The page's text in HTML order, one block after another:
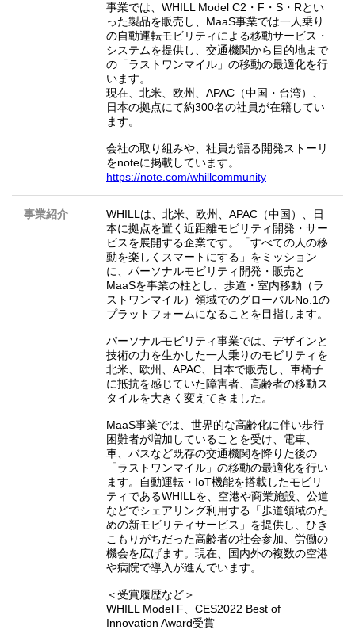
事業では、WHILL Model C2・F・S・Rとい
った製品を販売し、MaaS事業では一人乗り
の自動運転モビリティによる移動サービス・
システムを提供し、交通機関から目的地まで
の「ラストワンマイル」の移動の最適化を行
います。
現在、北米、欧州、APAC（中国・台湾）、
日本の拠点にて約300名の社員が在籍してい
ます。
会社の取り組みや、社員が語る開発ストーリ
をnoteに掲載しています。
https://note.com/whillcommunity
事業紹介
WHILLは、北米、欧州、APAC（中国）、日
本に拠点を置く近距離モビリティ開発・サー
ビスを展開する企業です。「すべての人の移
動を楽しくスマートにする」をミッション
に、パーソナルモビリティ開発・販売と
MaaSを事業の柱とし、歩道・室内移動（ラ
ストワンマイル）領域でのグローバルNo.1の
プラットフォームになることを目指します。
パーソナルモビリティ事業では、デザインと
技術の力を生かした一人乗りのモビリティを
北米、欧州、APAC、日本で販売し、車椅子
に抵抗を感じていた障害者、高齢者の移動ス
タイルを大きく変えてきました。
MaaS事業では、世界的な高齢化に伴い歩行
困難者が増加していることを受け、電車、
車、バスなど既存の交通機関を降りた後の
「ラストワンマイル」の移動の最適化を行い
ます。自動運転・IoT機能を搭載したモビリ
ティであるWHILLを、空港や商業施設、公道
などでシェアリング利用する「歩道領域のた
めの新モビリティサービス」を提供し、ひき
こもりがちだった高齢者の社会参加、労働の
機会を広げます。現在、国内外の複数の空港
や病院で導入が進んでいます。
＜受賞履歴など＞
WHILL Model F、CES2022 Best of
Innovation Award受賞